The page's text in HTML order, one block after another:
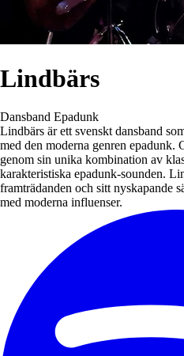
Lindbärs
Dansband Epadunk
Lindbärs är ett svenskt dansband
med den moderna genren epadunk.
genom sin unika kombination av
karakteristiska epadunk-sounden.
framträdanden och sitt nyskapande
med moderna influenser.